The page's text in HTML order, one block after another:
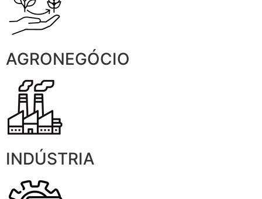
AGRONEGÓCIO
INDÚSTRIA